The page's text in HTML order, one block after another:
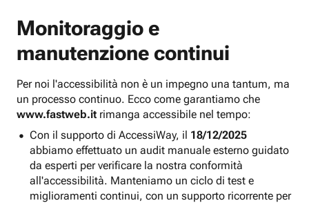
Monitoraggio e
manutenzione continui
Per noi l'accessibilità non è un impegno una tantum, ma
un processo continuo. Ecco come garantiamo che
www.fastweb.it rimanga accessibile nel tempo:
Con il supporto di AccessiWay, il 18/12/2025
abbiamo effettuato un audit manuale esterno guidato
da esperti per verificare la nostra conformità
all'accessibilità. Manteniamo un ciclo di test e
miglioramenti continui, con un supporto ricorrente per